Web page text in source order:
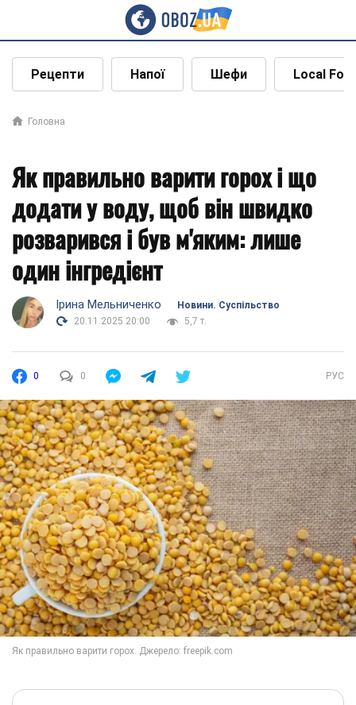
Рецепти Напої Шефи Local
Головна
Як правильно варити горох і що
додати у воду, щоб він швидко
розварився і був м'яким: лише
один інгредієнт
Ірина Мельниченко
Новини. Суспільство
20.11.2025 20:00
5,7 т.
0 0 РУС